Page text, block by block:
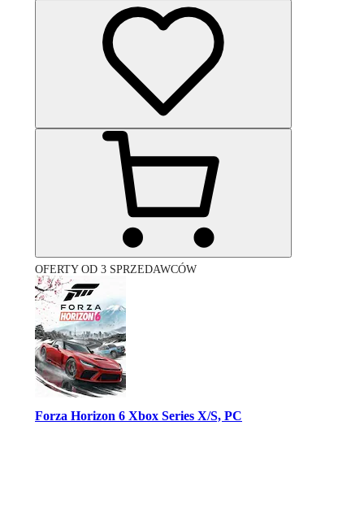
OFERTY OD 3 SPRZEDAWCÓW
Forza Horizon 6 Xbox Series X/S, PC